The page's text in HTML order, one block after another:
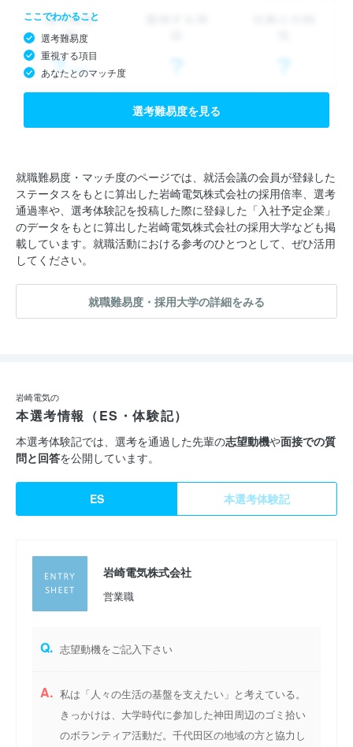
ここでわかること
選考難易度
重視する項目
あなたとのマッチ度
選考難易度を見る
就職難易度・マッチ度のページでは、就活会議の会員が登録した
ステータスをもとに算出した岩崎電気株式会社の採用倍率、選考
通過率や、選考体験記を投稿した際に登録した「入社予定企業」
のデータをもとに算出した岩崎電気株式会社の採用大学なども掲
載しています。就職活動における参考のひとつとして、ぜひ活用
してください。
就職難易度・採用大学の詳細をみる
岩崎電気の
本選考情報（ES・体験記）
本選考体験記では、選考を通過した先輩の志望動機や面接での質
問と回答を公開しています。
ES 本選考体験記
岩崎電気株式会社
営業職
Q. 志望動機をご記入下さい
A. 私は「人々の生活の基盤を支えたい」と考えている。
きっかけは、大学時代に参加した神田周辺のゴミ拾い
のボランティア活動だ。千代田区の地域の方と協力し